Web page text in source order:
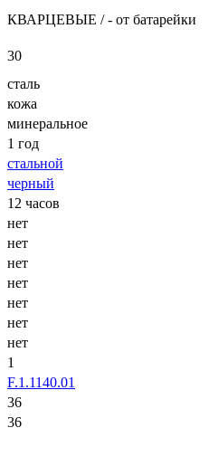
КВАРЦЕВЫЕ / - от батарейки
30
сталь
кожа
минеральное
1 год
стальной
черный
12 часов
нет
нет
нет
нет
нет
нет
нет
1
F.1.1140.01
36
36